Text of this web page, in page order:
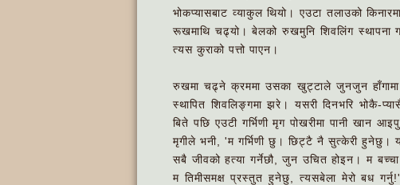
भोकप्यासबाट व्याकुल थियो। एउटा तलाउको
रूखमाथि चढ्यो। बेलको रुखमुनि शिवलिंग स्थापना
त्यस कुराको पत्तो पाएन।
रुखमा चढ्ने क्रममा उसका खुट्टाले जुनजुन हाँगामा
स्थापित शिवलिङ्गमा झरे। यसरी दिनभरि भोकै-
बिते पछि एउटी गर्भिणी मृग पोखरीमा पानी खान
मृगीले भनी, 'म गर्भिणी छु। छिट्टै नै सुत्केरी हुनेछु।
सबै जीवको हत्या गर्नेछौ, जुन उचित होइन। म
म तिमीसमक्ष प्रस्तुत हुनेछु, त्यसबेला मेरो बध